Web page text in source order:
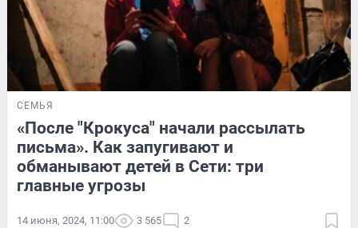
СЕМЬЯ
«После "Крокуса" начали рассылать
письма». Как запугивают и
обманывают детей в Сети: три
главные угрозы
14 июня, 2024, 11:00 3 565 2